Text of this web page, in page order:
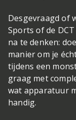
Desgevraagd of
Sports of de
na te denken:
manier om je
tijdens een
graag met
wat apparatuur
handig.